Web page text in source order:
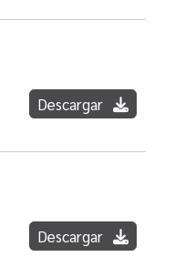
Descargar
Descargar